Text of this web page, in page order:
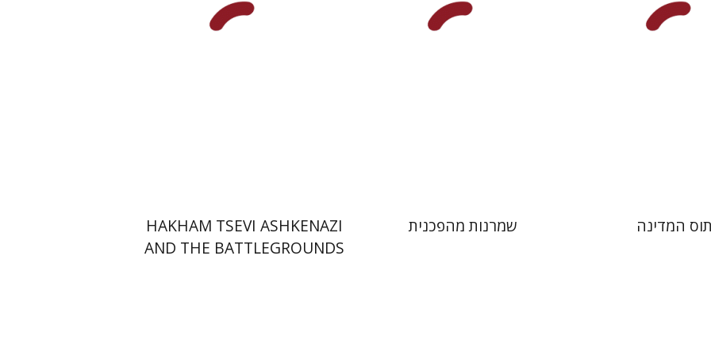
המדינה שמרנות מהפכנית
HAKHAM TSEVI ASHKENAZI
AND THE BATTLEGROUNDS